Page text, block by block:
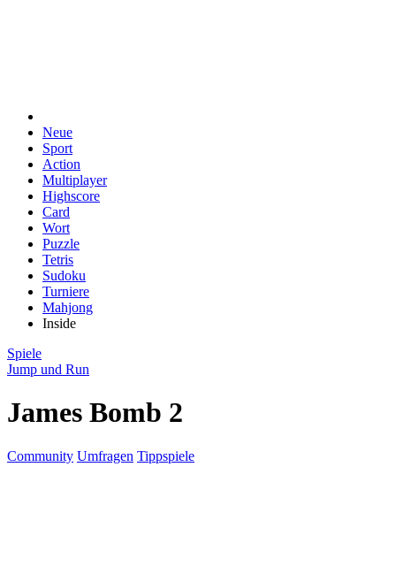
Neue
Sport
Action
Multiplayer
Highscore
Card
Wort
Puzzle
Tetris
Sudoku
Turniere
Mahjong
Inside
Spiele
Jump und Run
James Bomb 2
Community Umfragen Tippspiele